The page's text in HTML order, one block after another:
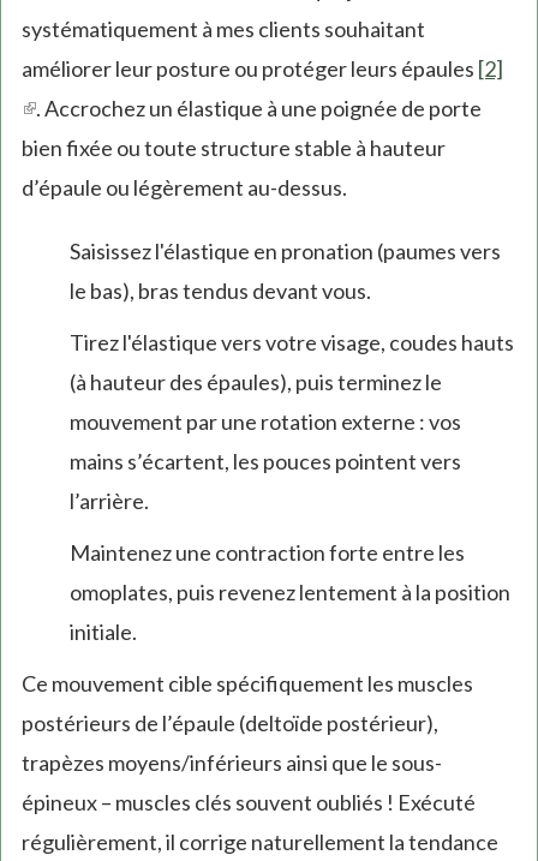
systématiquement à mes clients souhaitant
améliorer leur posture ou protéger leurs épaules [2]
(link
is
external)
. Accrochez un élastique à une poignée de porte
bien fixée ou toute structure stable à hauteur
d’épaule ou légèrement au-dessus.
Saisissez l'élastique en pronation (paumes vers
le bas), bras tendus devant vous.
Tirez l'élastique vers votre visage, coudes hauts
(à hauteur des épaules), puis terminez le
mouvement par une rotation externe : vos
mains s’écartent, les pouces pointent vers
l’arrière.
Maintenez une contraction forte entre les
omoplates, puis revenez lentement à la position
initiale.
Ce mouvement cible spécifiquement les muscles
postérieurs de l’épaule (deltoïde postérieur),
trapèzes moyens/inférieurs ainsi que le sous-
épineux – muscles clés souvent oubliés ! Exécuté
régulièrement, il corrige naturellement la tendance